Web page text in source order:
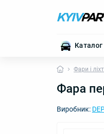
Фари і
Фара
Виробник: